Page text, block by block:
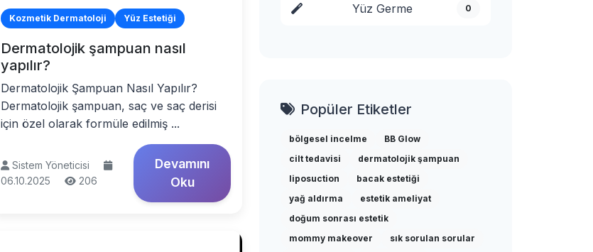
Kozmetik Dermatoloji Yüz Estetiği
Dermatolojik şampuan nasıl
yapılır?
Dermatolojik Şampuan Nasıl Yapılır?
Dermatolojik şampuan, saç ve saç derisi
için özel olarak formüle edilmiş ...
Sistem Yöneticisi
06.10.2025
206
Devamını
Oku
Yüz Germe 0
Popüler Etiketler
bölgesel incelme
BB Glow
cilt tedavisi
dermatolojik şampuan
liposuction
bacak estetiği
yağ aldırma
estetik ameliyat
doğum sonrası estetik
mommy makeover
sık sorulan sorular